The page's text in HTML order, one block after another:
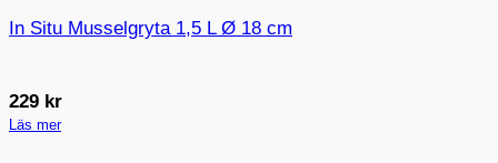
In Situ Musselgryta 1,5 L Ø 18 cm
229 kr
Läs mer